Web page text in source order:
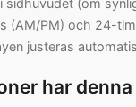
sidhuvudet (om
(AM/PM) och 24-
justeras
har